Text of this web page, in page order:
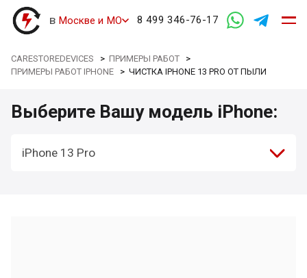
в Москве и МО 8 499 346-76-17
CARESTOREDEVICES >ПРИМЕРЫ РАБОТ >
ПРИМЕРЫ РАБОТ IPHONE >ЧИСТКА IPHONE 13 PRO ОТ ПЫЛИ
Выберите Вашу модель iPhone:
iPhone 13 Pro